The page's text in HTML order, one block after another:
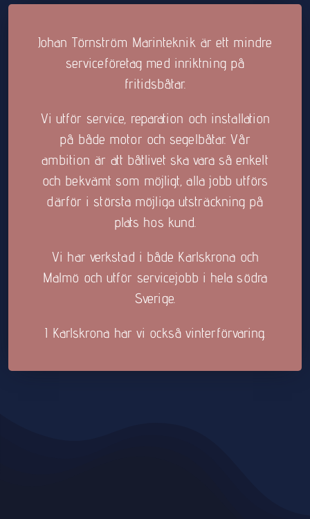
Johan Törnström Marinteknik är ett mindre
serviceföretag med inriktning på
fritidsbåtar.
Vi utför service, reparation och installation
på både motor och segelbåtar. Vår
ambition är att båtlivet ska vara så enkelt
och bekvämt som möjligt, alla jobb utförs
därför i största möjliga utsträckning på
plats hos kund.
Vi har verkstad i både Karlskrona och
Malmö och utför servicejobb i hela södra
Sverige.
I Karlskrona har vi också vinterförvaring.